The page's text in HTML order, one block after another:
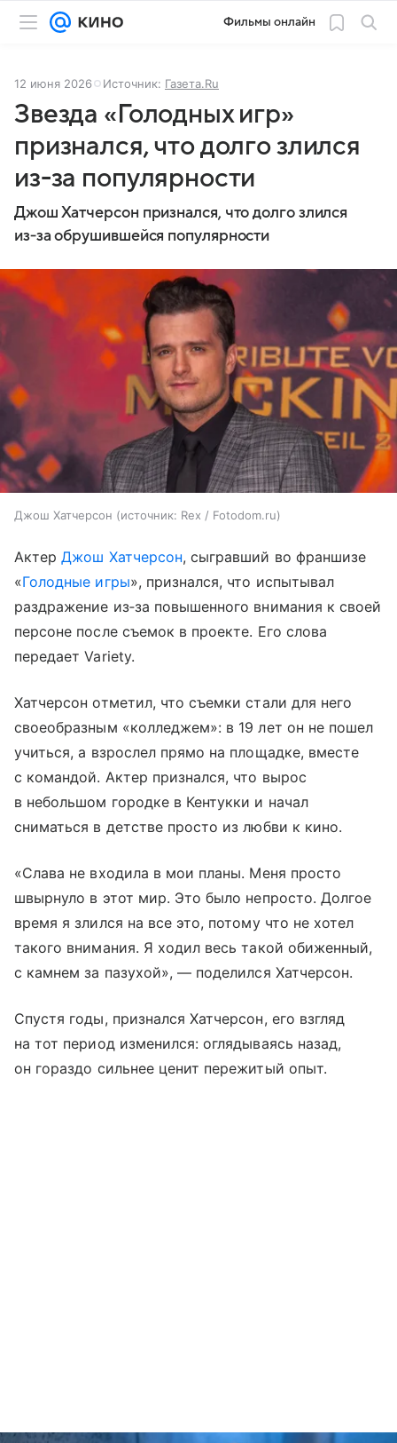
Фильмы онлайн
12 июня 2026 Источник: Газета.Ru
Звезда «Голодных игр»
признался, что долго злился
из-за популярности
Джош Хатчерсон признался, что долго злился
из‑за обрушившейся популярности
Джош Хатчерсон источник: Rex / Fotodom.ru
АктерДжош Хатчерсон, сыгравший во франшизе
«Голодные игры», признался, что испытывал
раздражение из‑за повышенного внимания к своей
персоне после съемок в проекте. Его слова
передает Variety.
Хатчерсон отметил, что съемки стали для него
своеобразным «колледжем»: в 19 лет он не пошел
учиться, а взрослел прямо на площадке, вместе
с командой. Актер признался, что вырос
в небольшом городке в Кентукки и начал
сниматься в детстве просто из любви к кино.
«Слава не входила в мои планы. Меня просто
швырнуло в этот мир. Это было непросто. Долгое
время я злился на все это, потому что не хотел
такого внимания. Я ходил весь такой обиженный,
с камнем за пазухой», — поделился Хатчерсон.
Спустя годы, признался Хатчерсон, его взгляд
на тот период изменился: оглядываясь назад,
он гораздо сильнее ценит пережитый опыт.